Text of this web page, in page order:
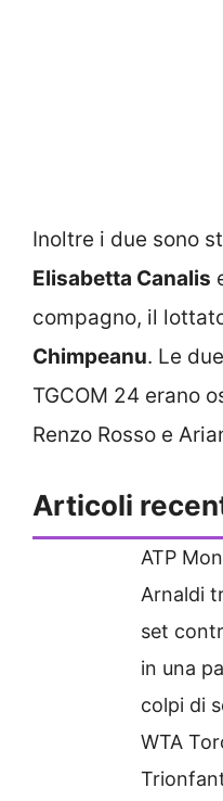
Inoltre i due sono
Elisabetta Canalis
compagno, il
Chimpeanu. Le
TGCOM 24 erano
Renzo Rosso e
Articoli
ATP
Arnaldi
set
in una
colpi di
WTA